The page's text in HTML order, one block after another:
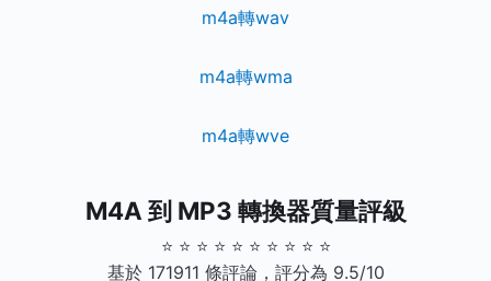
m4a轉wav
m4a轉wma
m4a轉wve
M4A 到 MP3 轉換器質量評級
⭐ ⭐ ⭐ ⭐ ⭐ ⭐ ⭐ ⭐ ⭐ ⭐
基於 171911 條評論，評分為 9.5/10